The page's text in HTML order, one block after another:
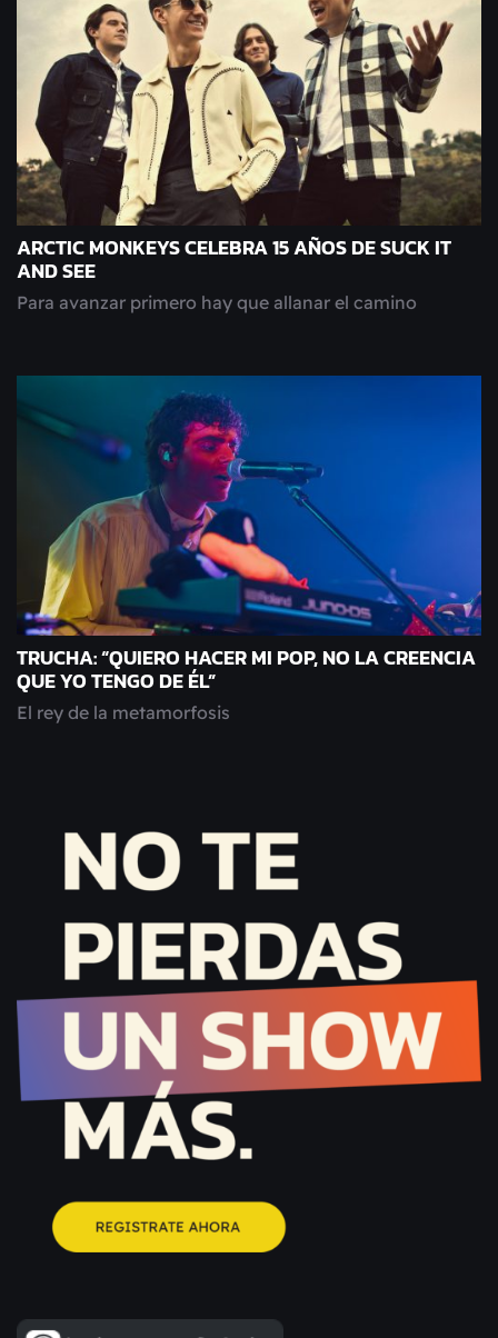
ARCTIC MONKEYS CELEBRA 15 AÑOS DE SUCK IT
AND SEE
Para avanzar primero hay que allanar el camino
TRUCHA: “QUIERO HACER MI POP, NO LA CREENCIA
QUE YO TENGO DE ÉL”
El rey de la metamorfosis